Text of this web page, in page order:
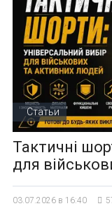
Статьи
Тактичні
для
03.07.2026 в 16:40